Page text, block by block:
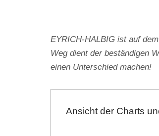
EYRICH-HALBIG ist auf
Weg dient der beständigen
einen Unterschied machen!
Ansicht der Charts